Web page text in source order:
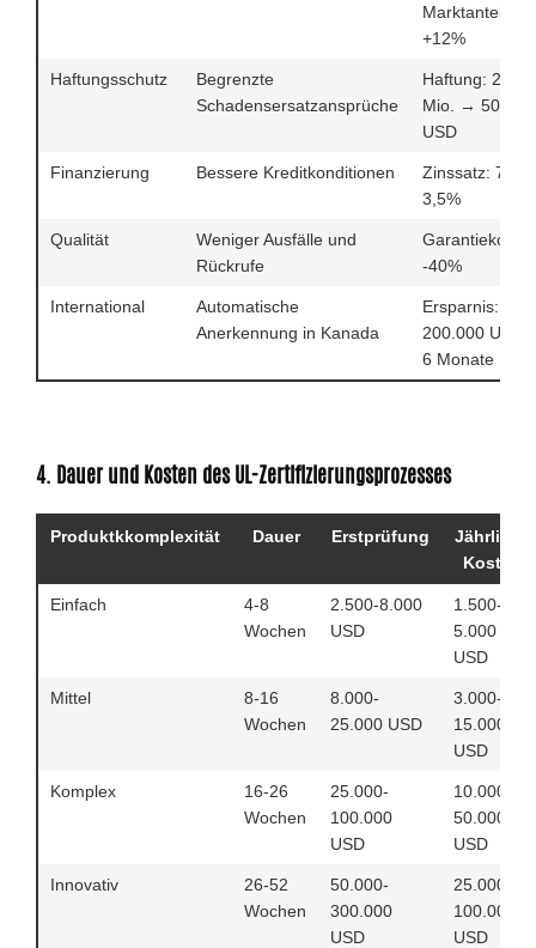
Marktanteil:
+12%
Haftungsschutz
Begrenzte
Schadensersatzansprüche
Haftung: 2,5
Mio. →
USD
Finanzierung Bessere Kreditkonditionen
Zinssatz: 7%
3,5%
Qualität
Weniger Ausfälle und
Rückrufe
-40%
International
Automatische
Anerkennung in Kanada
Ersparnis:
200.000 USD
6 Monate
4. Dauer und Kosten des UL-Zertifizierungsprozesses
Produktkkomplexität Dauer Erstprüfung
Jährliche
Kosten
Einfach
4-8
Wochen
2.500-8.000
USD
1.500-
5.000
USD
Mittel
8-16
Wochen
8.000-
25.000 USD
3.000-
15.000
USD
Komplex
16-26
Wochen
25.000-
100.000
USD
10.000-
50.000
USD
Innovativ
26-52
Wochen
50.000-
300.000
USD
25.000-
100.000
USD